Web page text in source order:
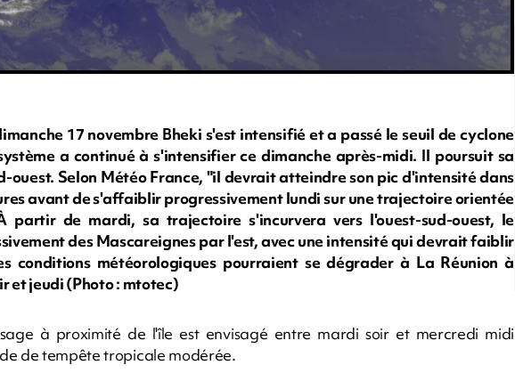
17 novembre Bheki s'est intensifié et a passé le seuil de cyclone
a continué à s'intensifier ce dimanche après-midi. Il poursuit sa
ouest. Selon Météo France, "il devrait atteindre son pic d'intensité dans
avant de s'affaiblir progressivement lundi sur une trajectoire orientée
partir de mardi, sa trajectoire s'incurvera vers l'ouest-sud-ouest, le
des Mascareignes par l'est, avec une intensité qui devrait faiblir
conditions météorologiques pourraient se dégrader à La Réunion à
et jeudi (Photo : mtotec)
à proximité de l'île est envisagé entre mardi soir et mercredi midi
de tempête tropicale modérée.